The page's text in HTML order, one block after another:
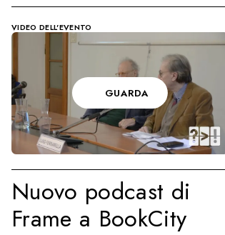
VIDEO DELL'EVENTO
GUARDA
Nuovo podcast di
Frame a BookCity